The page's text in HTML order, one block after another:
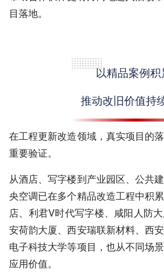
目落地。
以精品案例积
推动改旧价值持
在工程更新改造领域，真实项目的
重要验证。
从酒店、写字楼到产业园区、公共
央空调已在多个精品改造工程中积
店、 利君V时代写字楼、咸阳人防
安荷韵大厦、西安瑞联新材料、西安
电子科技大学等项目，也从不同场
应用价值。